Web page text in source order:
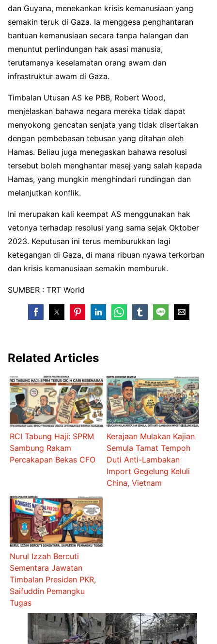
dan Guyana, menekankan krisis kemanusiaan yang
semakin teruk di Gaza. Ia menggesa penghantaran
bantuan kemanusiaan secara tanpa halangan dan
menuntut perlindungan hak asasi manusia,
terutamanya keselamatan orang awam dan
infrastruktur awam di Gaza.
Timbalan Utusan AS ke PBB, Robert Wood,
menjelaskan bahawa negara mereka tidak dapat
menyokong gencatan senjata yang tidak disertakan
dengan pembebasan tebusan yang ditahan oleh
Hamas. Beliau juga menegaskan bahawa resolusi
tersebut boleh menghantar mesej yang salah kepada
Hamas, yang mungkin menghindari rundingan dan
melanjutkan konflik.
Ini merupakan kali keempat AS menggunakan hak
vetonya terhadap resolusi yang sama sejak Oktober
2023. Keputusan ini terus memburukkan lagi
ketegangan di Gaza, di mana ribuan nyawa terkorban
dan krisis kemanusiaan semakin memburuk.
SUMBER : TRT World
Related Articles
RCI Tabung Haji: SPRM
Sambung Rakam
Percakapan Bekas CFO
Kerajaan Mulakan Kajian
Semula Tamat Tempoh
Duti Anti-Lambakan
Import Gegelung Keluli
China, Vietnam
Nurul Izzah Bercuti
Sementara Jawatan
Timbalan Presiden PKR,
Saifuddin Pemangku
Tugas